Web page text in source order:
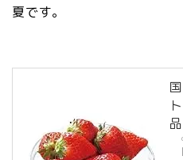
夏です。
品